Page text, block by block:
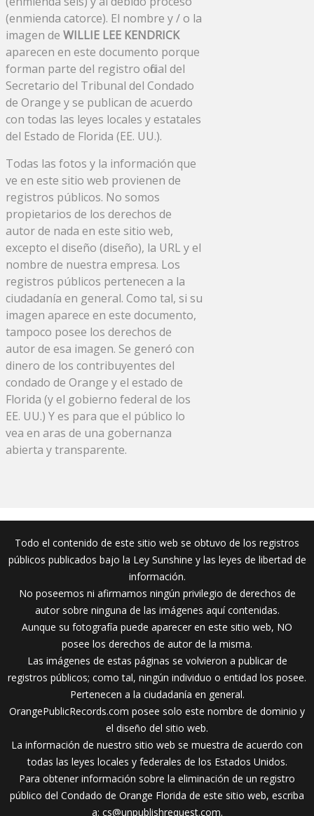
(enmienda catorce). El nombre y / o la
imagen de WILLIE LEE KENDRICK
aparecen en este documento porque
forman parte del registro oficial del
Secretario del Tribunal del Condado
de Orange y se publican de acuerdo
con todas las leyes locales y estatales
del Estado de Florida (EE. UU.).
Todas las fotos y la información que
ve en este sitio web provienen de
registros públicos. No somos
propietarios de los derechos de
autor de nada en este sitio web,
excepto el diseño (diseño), la URL y el
nombre de nuestra empresa. Los
registros públicos pertenecen a la
ciudadanía en general. Como tal, si su
imagen aparece en este documento,
tampoco posee los derechos de
autor de esa imagen. Se generó con
dinero de los contribuyentes del
condado de Orange y el estado de
Florida (y el gobierno federal de los
EE. UU.) Y es para que el público lo
vea en aras de una gobernanza
abierta y transparente.
Todo el contenido de este sitio web se obtuvo de los registros
públicos publicados bajo la Ley Sunshine y las leyes de libertad de
información.
No poseemos ni afirmamos ningún privilegio de derechos de
autor sobre ninguna de las imágenes aquí contenidas.
Aunque su fotografía puede aparecer en este sitio web, NO
posee los derechos de autor de la misma.
Las imágenes de estas páginas se volvieron a publicar de
registros públicos; como tal, ningún individuo o entidad los posee.
Pertenecen a la ciudadanía en general.
OrangePublicRecords.com posee solo este nombre de dominio y
el diseño del sitio web.
La información de nuestro sitio web se muestra de acuerdo con
todas las leyes locales y federales de los Estados Unidos.
Para obtener información sobre la eliminación de un registro
público del Condado de Orange Florida de este sitio web, escriba
a: cs@unpublishrequest.com.